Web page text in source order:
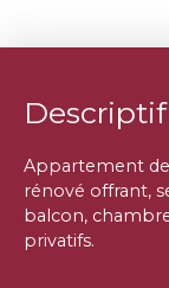
Appartement
rénové offrant,
balcon,
privatifs.